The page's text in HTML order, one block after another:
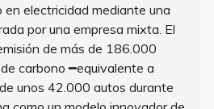
en electricidad mediante una
por una empresa mixta. El
de más de 186.000
carbono ━equivalente a
unos 42.000 autos durante